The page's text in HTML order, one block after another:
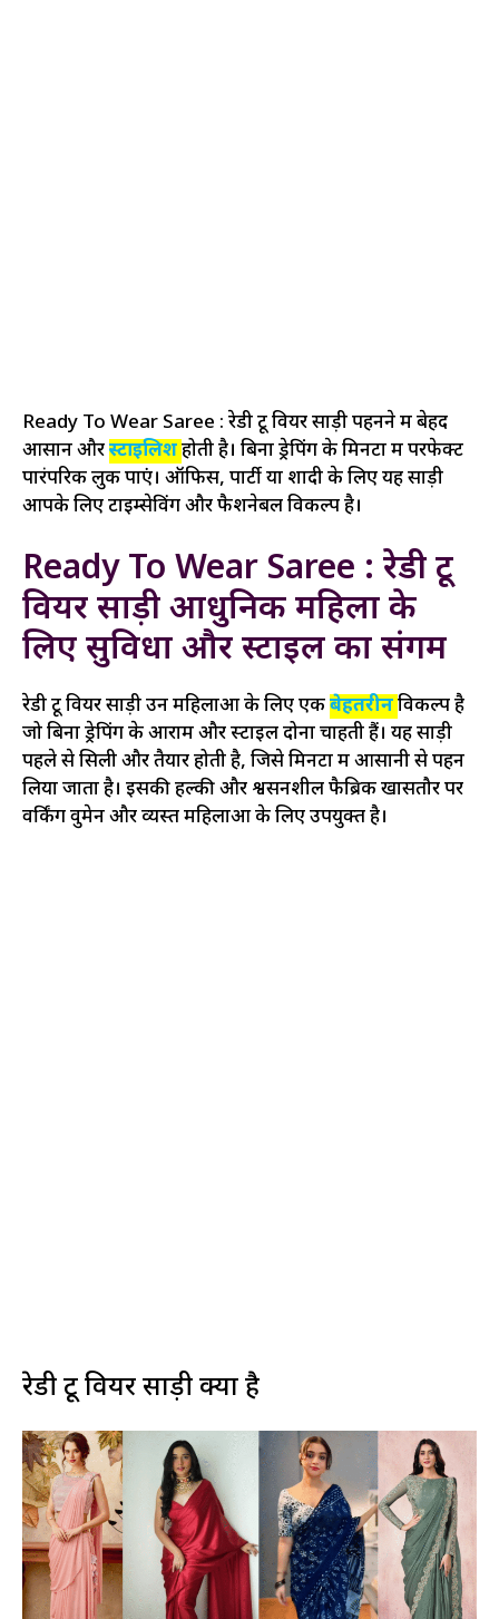
Ready To Wear Saree : रेडी टू वियर साड़ी पहनने में बेहद
आसान औरस्टाइलिशहोती है। बिना ड्रेपिंग के मिनटों में परफेक्ट
पारंपरिक लुक पाएं। ऑफिस, पार्टी या शादी के लिए यह साड़ी
आपके लिए टाइम्सेविंग और फैशनेबल विकल्प है।
Ready To Wear Saree : रेडी टू
वियर साड़ी आधुनिक महिला के
लिए सुविधा और स्टाइल का संगम
रेडी टू वियर साड़ी उन महिलाओं के लिए एकबेहतरीनविकल्प है
जो बिना ड्रेपिंग के आराम और स्टाइल दोनों चाहती हैं। यह साड़ी
पहले से सिली और तैयार होती है, जिसे मिनटों में आसानी से पहन
लिया जाता है। इसकी हल्की और श्वसनशील फैब्रिक खासतौर पर
वर्किंग वुमेन और व्यस्त महिलाओं के लिए उपयुक्त है।
रेडी टू वियर साड़ी क्या है